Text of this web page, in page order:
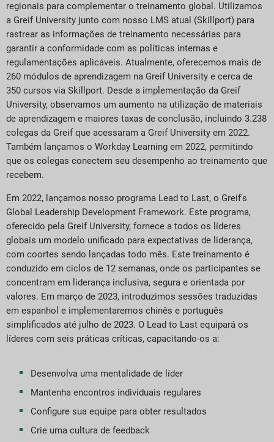
regionais para complementar o treinamento global. Utilizamos
a Greif University junto com nosso LMS atual (Skillport) para
rastrear as informações de treinamento necessárias para
garantir a conformidade com as políticas internas e
regulamentações aplicáveis. Atualmente, oferecemos mais de
260 módulos de aprendizagem na Greif University e cerca de
350 cursos via Skillport. Desde a implementação da Greif
University, observamos um aumento na utilização de materiais
de aprendizagem e maiores taxas de conclusão, incluindo 3.238
colegas da Greif que acessaram a Greif University em 2022.
Também lançamos o Workday Learning em 2022, permitindo
que os colegas conectem seu desempenho ao treinamento que
recebem.
Em 2022, lançamos nosso programa Lead to Last, o Greif's
Global Leadership Development Framework. Este programa,
oferecido pela Greif University, fornece a todos os líderes
globais um modelo unificado para expectativas de liderança,
com coortes sendo lançadas todo mês. Este treinamento é
conduzido em ciclos de 12 semanas, onde os participantes se
concentram em liderança inclusiva, segura e orientada por
valores. Em março de 2023, introduzimos sessões traduzidas
em espanhol e implementaremos chinês e português
simplificados até julho de 2023. O Lead to Last equipará os
líderes com seis práticas críticas, capacitando-os a:
Desenvolva uma mentalidade de líder
Mantenha encontros individuais regulares
Configure sua equipe para obter resultados
Crie uma cultura de feedback